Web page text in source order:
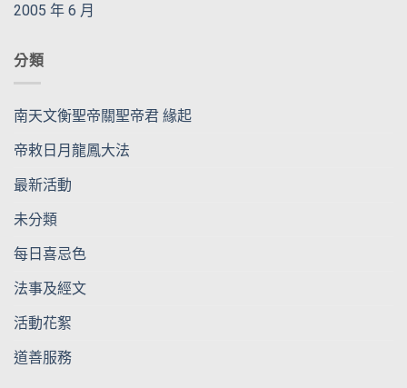
2005 年 6 月
分類
南天文衡聖帝關聖帝君 緣起
帝敕日月龍鳳大法
最新活動
未分類
每日喜忌色
法事及經文
活動花絮
道善服務